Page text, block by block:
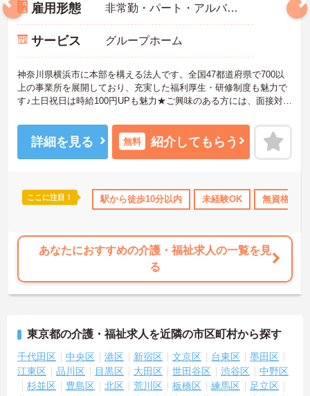
無資格OK 資格取得サポート 研修制度あり 産休･育休･
雇用形態 非常勤・パート・アルバイト
サービス グループホーム
神奈川県横浜市に本部を構える法人です。全国47都道府県で700以
上の事業所を展開しており、充実した福利厚生・研修制度も魅力で
す♪土日祝日は時給100円UPも魅力★ご興味のある方には、面接対策
ください！
詳細を見る 無料 紹介してもらう
ここに注目！ 駅から徒歩10分以内 未経験OK 無資格OK
あなたにおすすめの介護・福祉求人の一覧を見
る
東京都の介護・福祉求人を近隣の市区町村から探す
千代田区 中央区 港区 新宿区 文京区 台東区
墨田区
江東区
品川区 目黒区 大田区 世田谷区 渋谷区
中野区
杉並区
豊島区 北区 荒川区 板橋区 練馬区
足立区